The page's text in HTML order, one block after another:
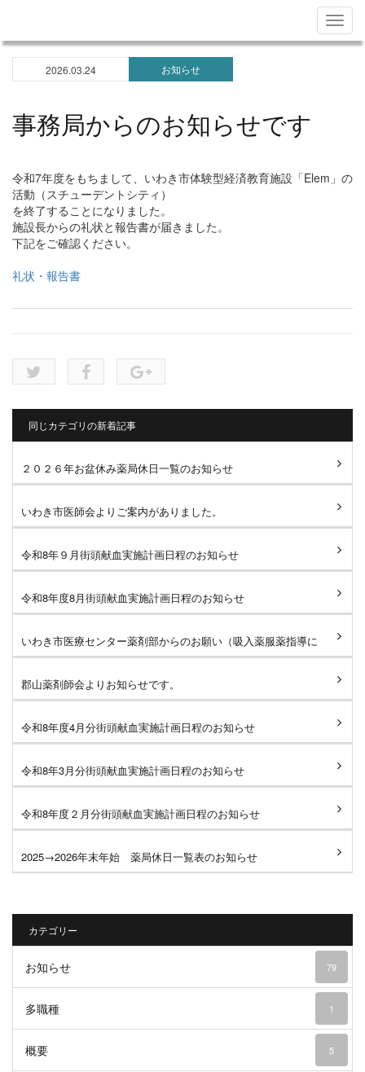
2026.03.24 お知らせ
事務局からのお知らせです
令和7年度をもちまして、いわき市体験型経済教育施設「Elem」の
活動（スチューデントシティ）
を終了することになりました。
施設長からの礼状と報告書が届きました。
下記をご確認ください。
礼状・報告書
同じカテゴリの新着記事
２０２６年お盆休み薬局休日一覧のお知らせ
いわき市医師会よりご案内がありました。
令和8年９月街頭献血実施計画日程のお知らせ
令和8年度8月街頭献血実施計画日程のお知らせ
いわき市医療センター薬剤部からのお願い（吸入薬服薬指導に
ついて）
郡山薬剤師会よりお知らせです。
令和8年度4月分街頭献血実施計画日程のお知らせ
令和8年3月分街頭献血実施計画日程のお知らせ
令和8年度２月分街頭献血実施計画日程のお知らせ
2025→2026年末年始 薬局休日一覧表のお知らせ
カテゴリー
お知らせ 79
多職種 1
概要 5